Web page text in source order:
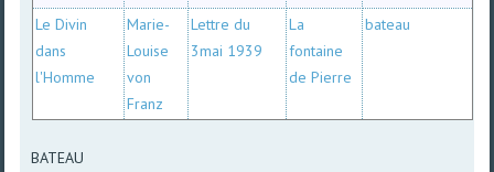
Le Divin
dans
l'Homme
Marie-
Louise
von
Franz
Lettre du
3mai 1939
La
fontaine
de Pierre
bateau
BATEAU